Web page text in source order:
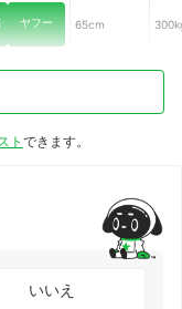
ヤフー 65cm
ト できます。
いいえ